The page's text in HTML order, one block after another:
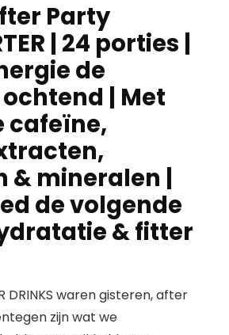
Party
| 24 porties |
de
| Met
cafeïne,
mineralen |
de volgende
& fitter
DRINKS waren gisteren, after
zijn wat we